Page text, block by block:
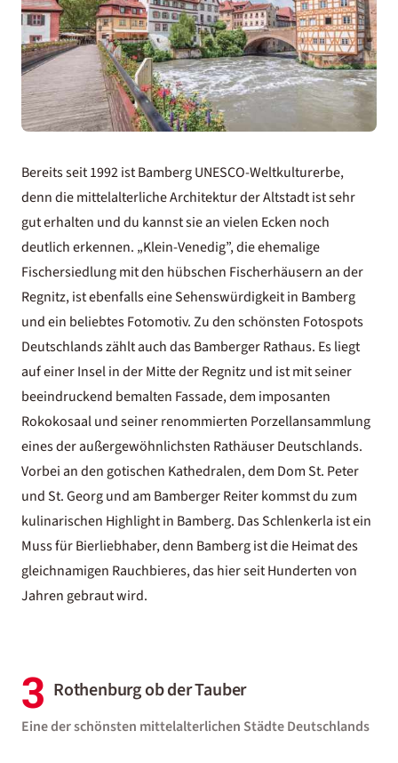
Bereits seit 1992 ist Bamberg UNESCO-Weltkulturerbe,
denn die mittelalterliche Architektur der Altstadt ist sehr
gut erhalten und du kannst sie an vielen Ecken noch
deutlich erkennen. „Klein-Venedig”, die ehemalige
Fischersiedlung mit den hübschen Fischerhäusern an der
Regnitz, ist ebenfalls eine Sehenswürdigkeit in Bamberg
und ein beliebtes Fotomotiv. Zu denschönsten Fotospots
Deutschlandszählt auch das Bamberger Rathaus. Es liegt
auf einer Insel in der Mitte der Regnitz und ist mit seiner
beeindruckend bemalten Fassade, dem imposanten
Rokokosaal und seiner renommierten Porzellansammlung
eines der außergewöhnlichsten Rathäuser Deutschlands.
Vorbei an den gotischen Kathedralen, dem Dom St. Peter
und St. Georg und am Bamberger Reiter kommst du zum
kulinarischen Highlight in Bamberg. Das Schlenkerla ist ein
Muss für Bierliebhaber, denn Bamberg ist die Heimat des
gleichnamigen Rauchbieres, das hier seit Hunderten von
Jahren gebraut wird.
3 Rothenburg ob der Tauber
Eine der schönsten mittelalterlichen Städte Deutschlands